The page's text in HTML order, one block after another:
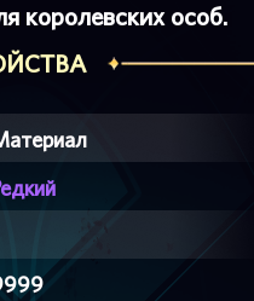
королевских особ.